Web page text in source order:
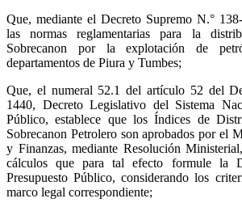
Que, mediante el Decreto Supremo N.°
las normas reglamentarias para la
Sobrecanon por la explotación de
departamentos de Piura y Tumbes;
Que, el numeral 52.1 del artículo 52 del
1440, Decreto Legislativo del Sistema
Público, establece que los Índices de
Sobrecanon Petrolero son aprobados por el
y Finanzas, mediante Resolución
cálculos que para tal efecto formule la
Presupuesto Público, considerando los
marco legal correspondiente;